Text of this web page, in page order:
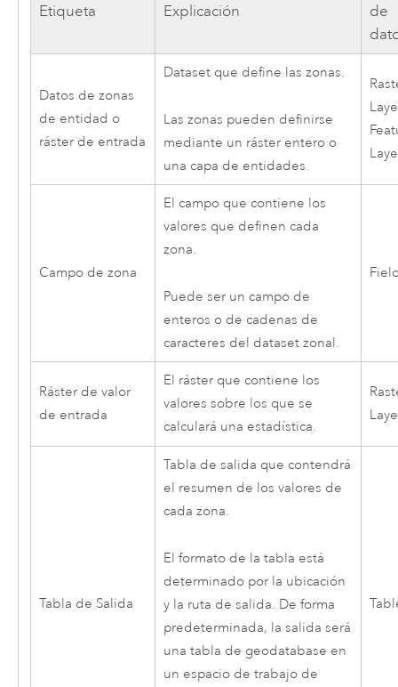
Etiqueta Explicación
de
Datos de zonas
de entidad o
ráster de entrada
Dataset que define las zonas.
Las zonas pueden definirse
mediante un ráster entero o
una capa de entidades.
Campo de zona
El campo que contiene los
valores que definen cada
zona.
Puede ser un campo de
enteros o de cadenas de
caracteres del dataset zonal.
Ráster de valor
de entrada
El ráster que contiene los
valores sobre los que se
calculará una estadística.
Tabla de Salida
Tabla de salida que contendrá
el resumen de los valores de
cada zona.
El formato de la tabla está
determinado por la ubicación
y la ruta de salida. De forma
predeterminada, la salida será
una tabla de geodatabase en
un espacio de trabajo de